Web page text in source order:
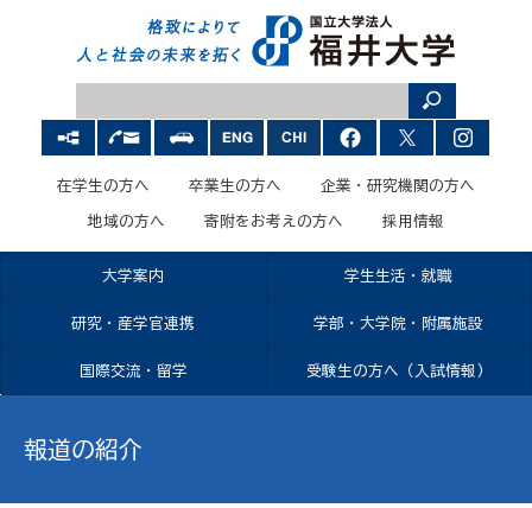
在学生の方へ 卒業生の方へ 企業・研究機関の方へ
地域の方へ 寄附をお考えの方へ 採用情報
大学案内 学生生活・就職
研究・産学官連携 学部・大学院・附属施設
国際交流・留学 受験生の方へ（入試情報）
報道の紹介